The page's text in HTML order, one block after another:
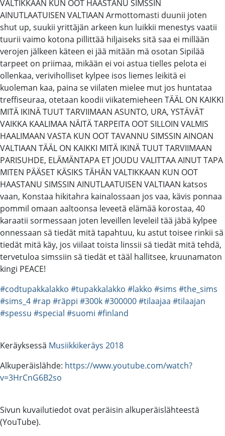
VALTIKKAAN KUN OOT HAASTANU SIMSSIN
AINUTLAATUISEN VALTIAAN Armottomasti duunii joten
shut up, suukii yrittäjän arkeen kun luikkii menestys vaatii
tuurii vaimo kotona pillittää hiljaiseks sitä saa ei millään
verojen jälkeen käteen ei jää mitään mä osotan Sipilää
tarpeet on priimaa, mikään ei voi astua tielles pelota ei
ollenkaa, veriviholliset kylpee isos liemes leikitä ei
kuoleman kaa, paina se viilaten mielee mut jos huntataa
treffiseuraa, otetaan koodii viikatemieheen TÄÄL ON KAIKKI
MITÄ IKINÄ TUUT TARVIIMAAN ASUNTO, URA, YSTÄVÄT
VAIKKA KAALIMAA NÄITÄ TARPEITA OOT SILLOIN VALMIS
HAALIMAAN VASTA KUN OOT TAVANNU SIMSSIN AINOAN
VALTIAAN TÄÄL ON KAIKKI MITÄ IKINÄ TUUT TARVIIMAAN
PARISUHDE, ELÄMÄNTAPA ET JOUDU VALITTAA AINUT TAPA
MITEN PÄÄSET KÄSIKS TÄHÄN VALTIKKAAN KUN OOT
HAASTANU SIMSSIN AINUTLAATUISEN VALTIAAN katsos
vaan, Konstaa hikitahra kainalossaan jos vaa, kävis ponnaa
pommil omaan aaltoonsa leveetä elämää korostaa, 40
karaatii sormessaan joten leveillen leveleil tää jäbä kylpee
onnessaan sä tiedät mitä tapahtuu, ku astut toisee rinkii sä
tiedät mitä käy, jos viilaat toista linssii sä tiedät mitä tehdä,
tervetuloa simssiin sä tiedät et tääl hallitsee, kruunamaton
kingi PEACE!
#codtupakkalakko #tupakkalakko #lakko #sims #the_sims
#sims_4#rap #räppi #300k#300000#tilaajaa #tilaajan
#spessu #special #suomi #finland
Keräyksessä Musiikkikeräys 2018
Alkuperäislähde: https://www.youtube.com/watch?
v=3HrCnG6B2so
Sivun kuvailutiedot ovat peräisin alkuperäislähteestä
(YouTube).